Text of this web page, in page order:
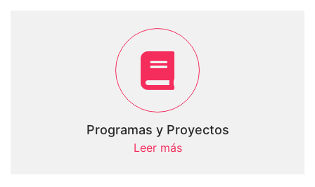
Programas y Proyectos
Leer más